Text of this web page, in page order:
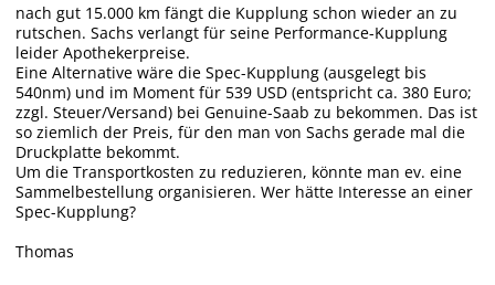
nach gut 15.000 km fängt die Kupplung schon wieder an zu
rutschen. Sachs verlangt für seine Performance-Kupplung
leider Apothekerpreise.
Eine Alternative wäre die Spec-Kupplung (ausgelegt bis
540nm) und im Moment für 539 USD (entspricht ca. 380 Euro;
zzgl. Steuer/Versand) bei Genuine-Saab zu bekommen. Das ist
so ziemlich der Preis, für den man von Sachs gerade mal die
Druckplatte bekommt.
Um die Transportkosten zu reduzieren, könnte man ev. eine
Sammelbestellung organisieren. Wer hätte Interesse an einer
Spec-Kupplung?
Thomas